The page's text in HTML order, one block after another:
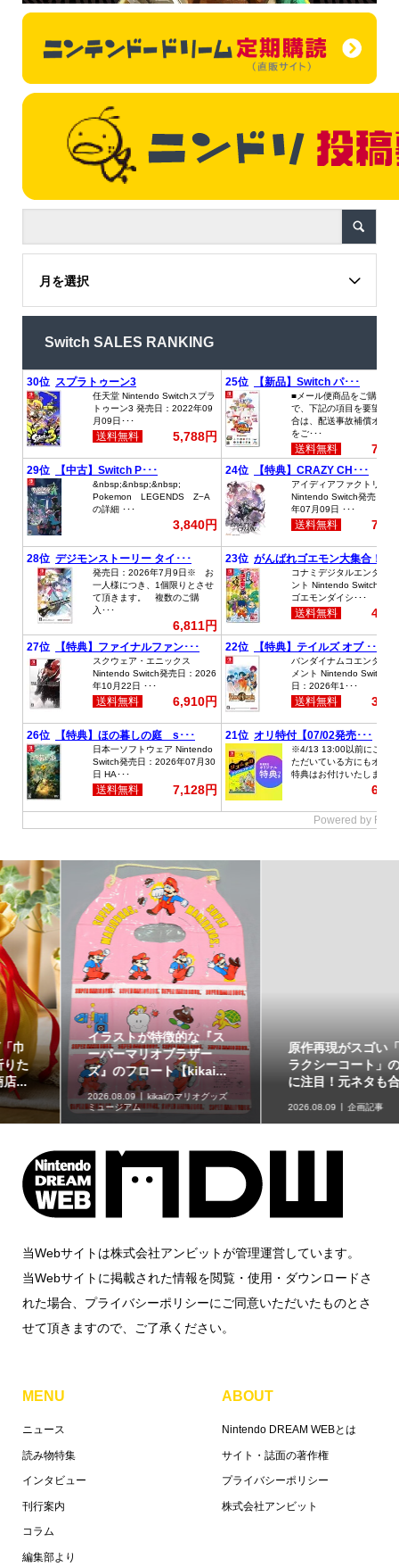
月を選択
Switch SALES RANKING
イラストが特徴的な『ス
ーパーマリオブラザー
ズ』のフロート【kikai...
2026.08.09
kikaiのマリオグッズ
ミュージアム
原作再現がスゴい「ギャ
ラクシーコート」の細部
に注目！元ネタも合わ...
2026.08.09 企画記事
当Webサイトは株式会社アンビットが管理運営しています。
当Webサイトに掲載された情報を閲覧・使用・ダウンロードさ
れた場合、プライバシーポリシーにご同意いただいたものとさ
せて頂きますので、ご了承ください。
MENU
ニュース
読み物特集
インタビュー
刊行案内
コラム
編集部より
ABOUT
Nintendo DREAM WEBとは
サイト・誌面の著作権
プライバシーポリシー
株式会社アンビット